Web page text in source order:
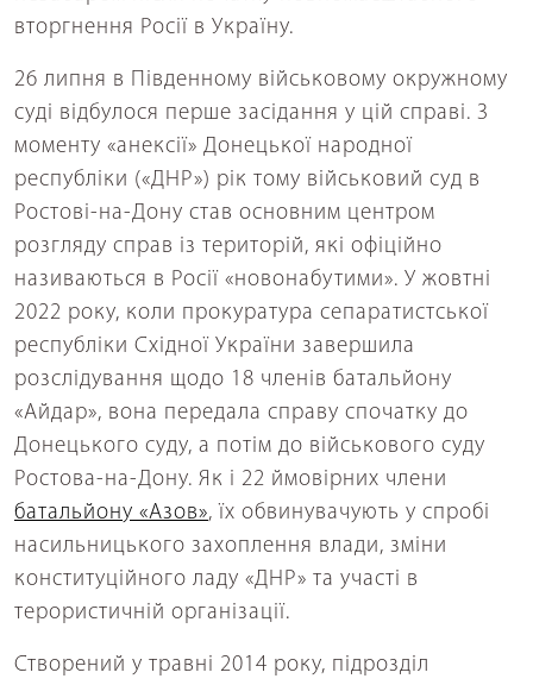
вторгнення Росії в Україну.
26 липня в Південному військовому окружному
суді відбулося перше засідання у цій справі. З
моменту «анексії» Донецької народної
республіки («ДНР») рік тому військовий суд в
Ростові-на-Дону став основним центром
розгляду справ із територій, які офіційно
називаються в Росії «новонабутими». У жовтні
2022 року, коли прокуратура сепаратистської
республіки Східної України завершила
розслідування щодо 18 членів батальйону
«Айдар», вона передала справу спочатку до
Донецького суду, а потім до військового суду
Ростова-на-Дону. Як і 22 ймовірних члени
батальйону «Азов», їх обвинувачують у спробі
насильницького захоплення влади, зміни
конституційного ладу «ДНР» та участі в
терористичній організації.
Створений у травні 2014 року, підрозділ